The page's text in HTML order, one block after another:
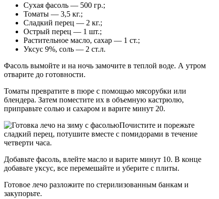
Сухая фасоль — 500 гр.;
Томаты — 3,5 кг.;
Сладкий перец — 2 кг.;
Острый перец — 1 шт.;
Растительное масло, сахар — 1 ст.;
Уксус 9%, соль — 2 ст.л.
Фасоль вымойте и на ночь замочите в теплой воде. А утром
отварите до готовности.
Томаты превратите в пюре с помощью мясорубки или
блендера. Затем поместите их в объемную кастрюлю,
приправьте солью и сахаром и варите минут 20.
Почистите и порежьте
сладкий перец, потушите вместе с помидорами в течение
четверти часа.
Добавьте фасоль, влейте масло и варите минут 10. В конце
добавьте уксус, все перемешайте и уберите с плиты.
Готовое лечо разложите по стерилизованным банкам и
закупорьте.